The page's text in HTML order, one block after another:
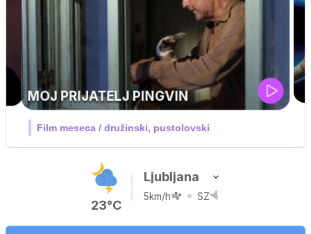
UEFA SUPERPOKAL
V živo na VOYO: sreda ob 20.30
23°C
Ljubljana
5km/h SZ